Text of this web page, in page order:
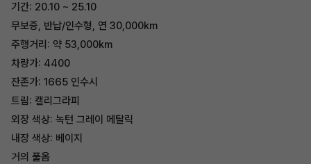
기간: 20.10 ~ 25.10
무보증, 반납/인수형, 연 30,000km
주행거리: 약 53,000km
차량가: 4400
잔존가: 1665 인수시
트림: 캘리그라피
외장 색상: 녹턴 그레이 메탈릭
내장 색상: 베이지
거의 풀옵